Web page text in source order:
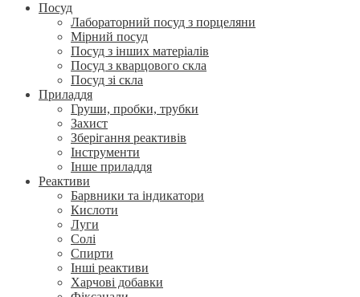
Посуд
Лабораторний посуд з порцеляни
Мірний посуд
Посуд з інших матеріалів
Посуд з кварцового скла
Посуд зі скла
Приладдя
Груши, пробки, трубки
Захист
Зберігання реактивів
Інструменти
Інше приладдя
Реактиви
Барвники та індикатори
Кислоти
Луги
Солі
Спирти
Інші реактиви
Харчові добавки